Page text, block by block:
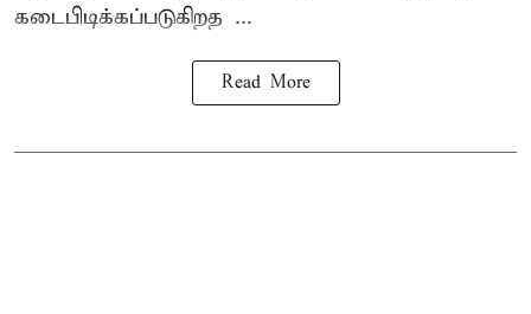
கடைபிடிக்கப்படுகிறத ...
Read More